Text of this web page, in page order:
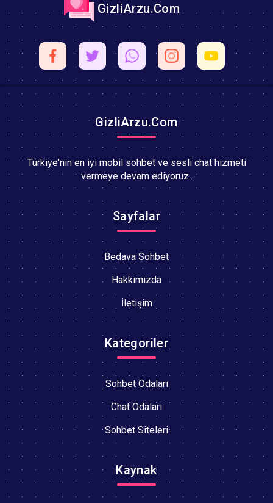
GizliArzu.Com
GizliArzu.Com
Türkiye'nin en iyi mobil sohbet ve sesli chat hizmeti
vermeye devam ediyoruz..
Sayfalar
Bedava Sohbet
Hakkımızda
İletişim
Kategoriler
Sohbet Odaları
Chat Odaları
Sohbet Siteleri
Kaynak